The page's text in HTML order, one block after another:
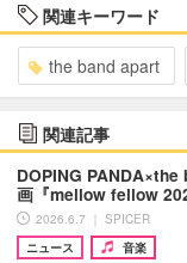
関連キーワード
the band apart
関連記事
DOPING PANDA×the
画『mellow fellow
2026.6.7 ｜ SPICER
ニュース
音楽